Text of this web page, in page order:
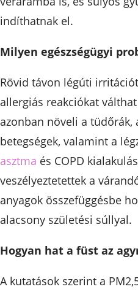
indíthatnak el.
Milyen egészségügyi
Rövid távon légúti
allergiás reakciókat
azonban növeli a tüdőrák,
betegségek, valamint a
asztma és COPD
veszélyeztetettek a
anyagok összefüggésbe
alacsony születési súllyal.
Hogyan hat a füst az
A kutatások szerint a